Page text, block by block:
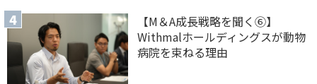
【M＆A 成長戦略を聞く⑥】
Withmalホールディングスが動物
病院を束ねる理由